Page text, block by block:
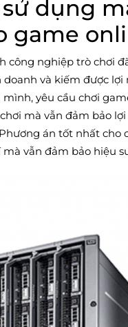
dụng
game
công nghiệp trò chơi
và kiếm được
yêu cầu chơi
mà vẫn đảm bảo
án tốt nhất cho
vẫn đảm bảo hiệu